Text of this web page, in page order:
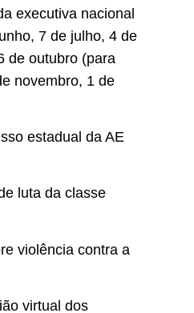
executiva nacional
7 de julho, 4 de
de outubro (para
novembro, 1 de
estadual da AE
luta da classe
violência contra a
virtual dos